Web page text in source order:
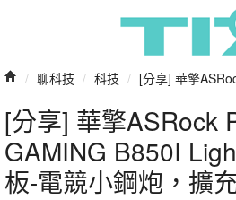
/ 聊科技 / 科技 / [分享] 華擎
[分享] 華擎ASRock
GAMING B850I
板-電競小鋼炮，擴